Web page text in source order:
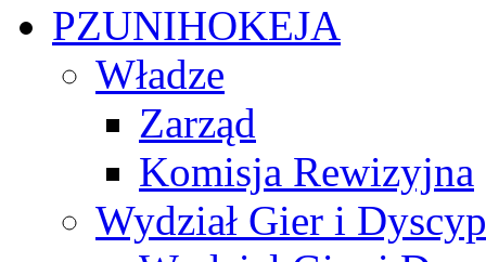
PZUNIHOKEJA
Władze
Zarząd
Komisja Rewizyjna
Wydział Gier i